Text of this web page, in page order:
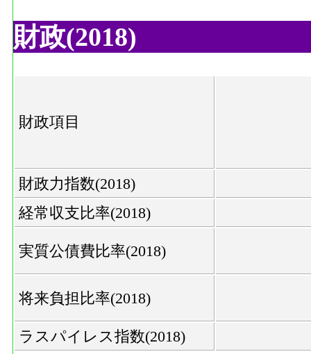
財政(2018)
財政項目
財政力指数(2018)
経常収支比率(2018)
実質公債費比率(2018)
将来負担比率(2018)
ラスパイレス指数(2018)